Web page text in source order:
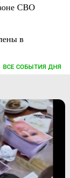
СВО
в
ВСЕ СОБЫТИЯ ДНЯ